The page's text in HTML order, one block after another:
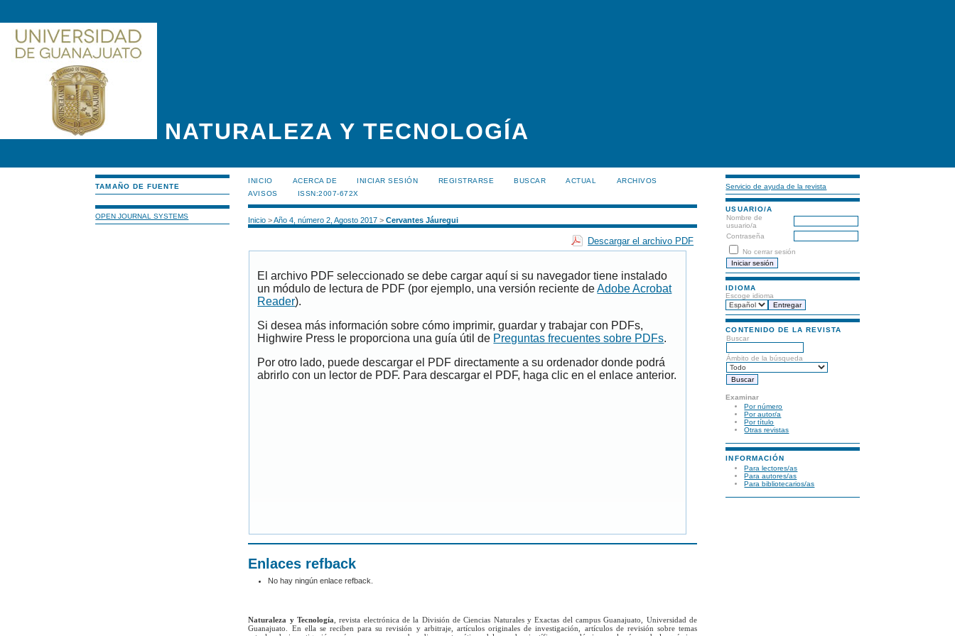
NATURALEZA Y TECNOLOGÍA
TAMAÑO DE FUENTE
OPEN JOURNAL SYSTEMS
Servicio de ayuda de la revista
USUARIO/A
Nombre de
usuario/a
Contraseña
No cerrar sesión
IDIOMA
Escoge idioma
CONTENIDO DE LA REVISTA
Buscar
Ámbito de la búsqueda
Examinar
Por número
Por autor/a
Por título
Otras revistas
INFORMACIÓN
Para lectores/as
Para autores/as
Para bibliotecarios/as
INICIO ACERCA DE INICIAR SESIÓN REGISTRARSE BUSCAR ACTUAL
ARCHIVOS
AVISOS
ISSN:2007-672X
Inicio >Año 4, número 2, Agosto 2017 >Cervantes Jáuregui
Descargar el archivo PDF
El archivo PDF seleccionado se debe cargar aquí si su navegador tiene instalado
un módulo de lectura de PDF (por ejemplo, una versión reciente deAdobe Acrobat
Reader).
Si desea más información sobre cómo imprimir, guardar y trabajar con PDFs,
Highwire Press le proporciona una guía útil de Preguntas frecuentes sobre PDFs.
Por otro lado, puede descargar el PDF directamente a su ordenador donde podrá
abrirlo con un lector de PDF. Para descargar el PDF, haga clic en el enlace anterior.
Enlaces refback
No hay ningún enlace refback.
Naturaleza y Tecnología , revista electrónica de la División de Ciencias Naturales y Exactas del campus Guanajuato, Universidad de
Guanajuato. En ella se reciben para su revisión y arbitraje, artículos originales de investigación, artículos de revisión sobre temas